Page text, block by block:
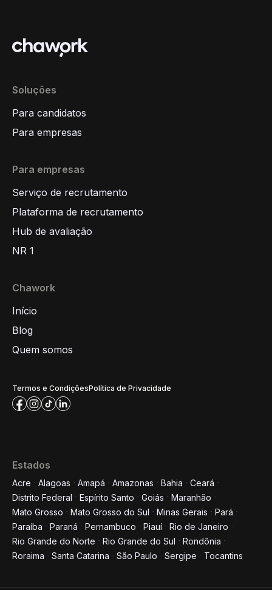
Informe seus dados para
conversar conosco!
Soluções
Para candidatos
Para empresas
Para empresas
Serviço de recrutamento
Plataforma de recrutamento
Hub de avaliação
NR 1
Chawork
Início
Blog
Quem somos
Termos e CondiçõesPolítica de Privacidade
Estados
Acre Alagoas Amapá Amazonas Bahia
Ceará
Distrito Federal
Espírito Santo Goiás
Maranhão
Mato Grosso
Mato Grosso do Sul Minas Gerais
Pará
Paraíba
Paraná Pernambuco Piauí
Rio de Janeiro
Rio Grande do Norte
Rio Grande do Sul
Rondônia
Roraima
Santa Catarina São Paulo Sergipe Tocantins